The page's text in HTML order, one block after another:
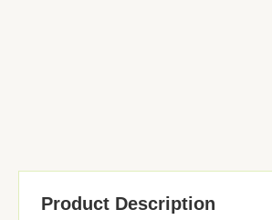
Product Description